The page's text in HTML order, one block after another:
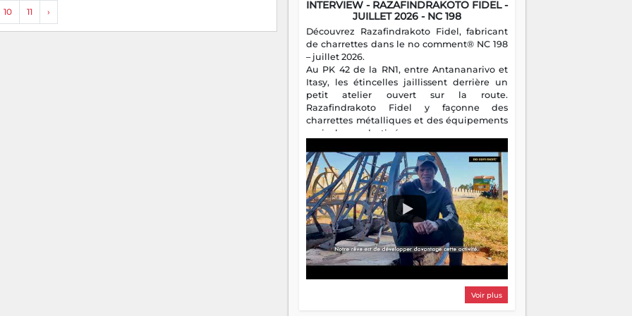
10 11 ›
INTERVIEW - RAZAFINDRAKOTO FIDEL -
JUILLET 2026 - NC 198
Découvrez Razafindrakoto Fidel, fabricant
de charrettes dans le no comment® NC 198
– juillet 2026.
Au PK 42 de la RN1, entre Antananarivo et
Itasy, les étincelles jaillissent derrière un
petit atelier ouvert sur la route.
Razafindrakoto Fidel y façonne des
charrettes métalliques et des équipements
agricoles destinés aux campagnes
familial, il perpétue un métier discret mais
essentiel.
Voir plus